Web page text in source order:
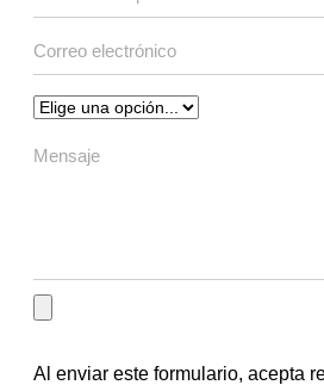
Al enviar este formulario, acepta